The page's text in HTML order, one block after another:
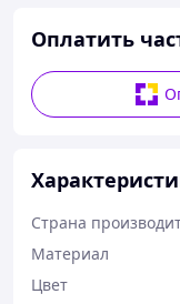
Оплатить
Страна
Материал
Цвет